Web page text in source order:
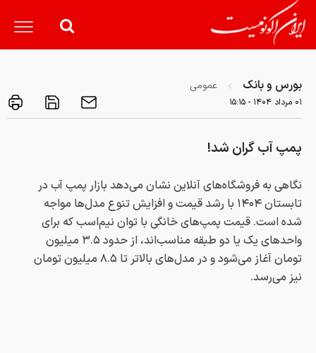
بورس و بانک عمومی
۰۱ مرداد ۱۴۰۴ - ۱۵:۱۵
پمپ آب گران شد!
نگاهی به فروشگاه‌های آنلاین نشان می‌دهد بازار پمپ آب در
تابستان ۱۴۰۴ با رشد قیمت و افزایش تنوع مدل‌ها مواجه
شده است. قیمت پمپ‌های خانگی با توان نیم‌اسب که برای
واحدهای یک یا دو طبقه مناسب‌اند، از حدود ۳.۵ میلیون
تومان آغاز می‌شود و در مدل‌های بالاتر تا ۸.۵ میلیون تومان
نیز می‌رسد.